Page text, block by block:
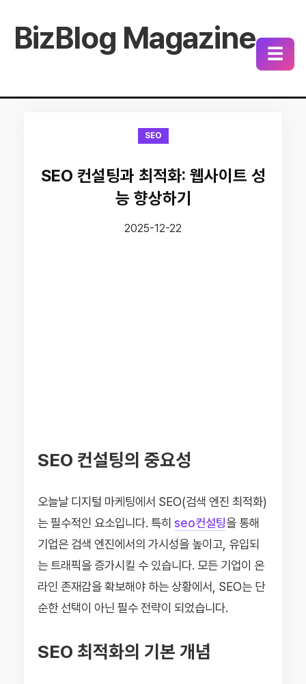
BizBlog Magazine ☰
SEO
SEO 컨설팅과 최적화: 웹사이트 성
능 향상하기
2025-12-22
SEO 컨설팅의 중요성
오늘날 디지털 마케팅에서 SEO(검색 엔진 최적화)
는 필수적인 요소입니다. 특히 seo컨설팅을 통해
기업은 검색 엔진에서의 가시성을 높이고, 유입되
는 트래픽을 증가시킬 수 있습니다. 모든 기업이 온
라인 존재감을 확보해야 하는 상황에서, SEO는 단
순한 선택이 아닌 필수 전략이 되었습니다.
SEO 최적화의 기본 개념